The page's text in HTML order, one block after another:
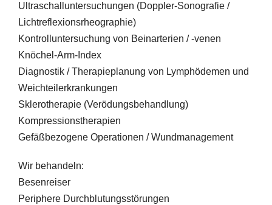
Ultraschalluntersuchungen (Doppler-Sonografie /
Lichtreflexionsrheographie)
Kontrolluntersuchung von Beinarterien / -venen
Knöchel-Arm-Index
Diagnostik / Therapieplanung von Lymphödemen und
Weichteilerkrankungen
Sklerotherapie (Verödungsbehandlung)
Kompressionstherapien
Gefäßbezogene Operationen / Wundmanagement
Wir behandeln:
Besenreiser
Periphere Durchblutungsstörungen